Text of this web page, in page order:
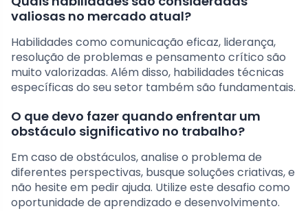
valiosas no mercado atual?
Habilidades como comunicação eficaz, liderança,
resolução de problemas e pensamento crítico são
muito valorizadas. Além disso, habilidades técnicas
específicas do seu setor também são fundamentais.
O que devo fazer quando enfrentar um
obstáculo significativo no trabalho?
Em caso de obstáculos, analise o problema de
diferentes perspectivas, busque soluções criativas, e
não hesite em pedir ajuda. Utilize este desafio como
oportunidade de aprendizado e desenvolvimento.